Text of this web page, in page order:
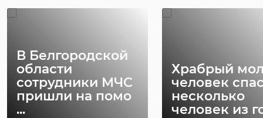
В Белгородской
области
сотрудники МЧС
пришли на помо
...
Храбрый
человек
несколько
человек из